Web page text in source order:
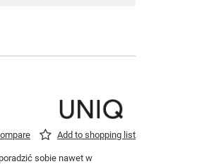
Add to shopping list
sobie nawet w